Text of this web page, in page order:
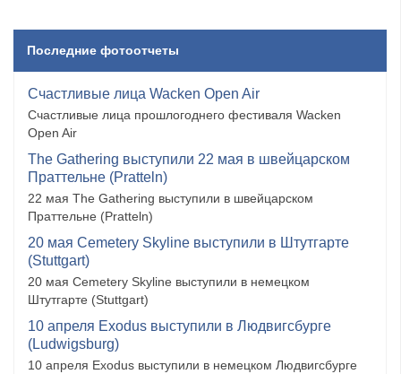
Последние фотоотчеты
Счастливые лица Wacken Open Air
Счастливые лица прошлогоднего фестиваля Wacken
Open Air
The Gathering выступили 22 мая в швейцарском
Праттельне (Pratteln)
22 мая The Gathering выступили в швейцарском
Праттельне (Pratteln)
20 мая Cemetery Skyline выступили в Штутгарте
(Stuttgart)
20 мая Cemetery Skyline выступили в немецком
Штутгарте (Stuttgart)
10 апреля Exodus выступили в Людвигсбурге
(Ludwigsburg)
10 апреля Exodus выступили в немецком Людвигсбурге